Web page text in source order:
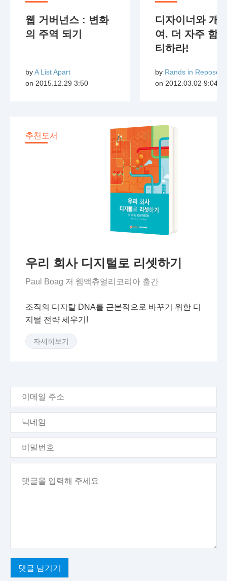
웹 거버넌스 : 변화
의 주역 되기
byA List Apart
on 2015.12.29 3:50
디자이너와 개
여. 더 자주 함
티하라!
by Rands in Repose
on 2012.03.02 9:04
추천도서
자세히보기
우리 회사 디지털로 리셋하기
Paul Boag 저 웹액츄얼리코리아 출간
조직의 디지탈 DNA를 근본적으로 바꾸기 위한 디
지털 전략 세우기!
자세히보기
메
주
네
밀
댓글 남기기